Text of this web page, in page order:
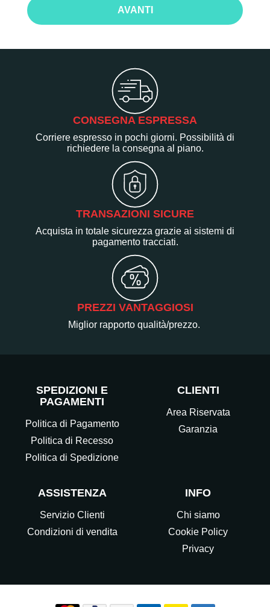
AVANTI
CONSEGNA ESPRESSA
Corriere espresso in pochi giorni. Possibilità di
richiedere la consegna al piano.
TRANSAZIONI SICURE
Acquista in totale sicurezza grazie ai sistemi di
pagamento tracciati.
PREZZI VANTAGGIOSI
Miglior rapporto qualità/prezzo.
SPEDIZIONI E
PAGAMENTI
Politica di Pagamento
Politica di Recesso
Politica di Spedizione
CLIENTI
Area Riservata
Garanzia
ASSISTENZA
Servizio Clienti
Condizioni di vendita
INFO
Chi siamo
Cookie Policy
Privacy